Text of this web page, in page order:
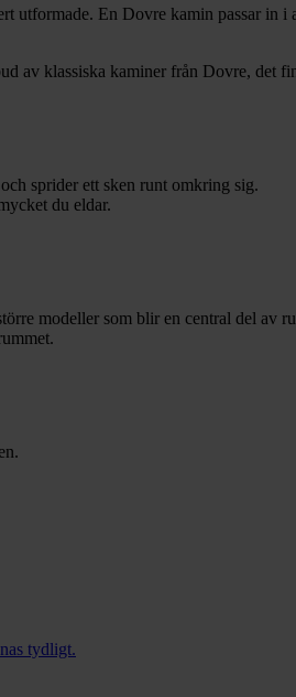
utformade. En Dovre kamin passar in i
av klassiska kaminer från Dovre, det
sprider ett sken runt omkring sig.
du eldar.
modeller som blir en central del av